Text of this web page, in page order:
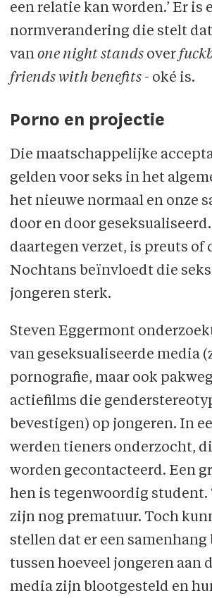
een relatie kan worden.’ Er is
normverandering die stelt dat
van one night standsover
friends with benefits- oké is.
Porno en projectie
Die maatschappelijke
gelden voor seks in het
het nieuwe normaal en onze
door en door
daartegen verzet, is preuts of
Nochtans beïnvloedt die
jongeren sterk.
Steven Eggermont
van geseksualiseerde media
pornografie, maar ook
actiefilms die
bevestigen) op jongeren. In
werden tieners onderzocht,
worden gecontacteerd. Een
hen is tegenwoordig student.
zijn nog prematuur. Toch
stellen dat er een samenhang
tussen hoeveel jongeren aan
media zijn blootgesteld en